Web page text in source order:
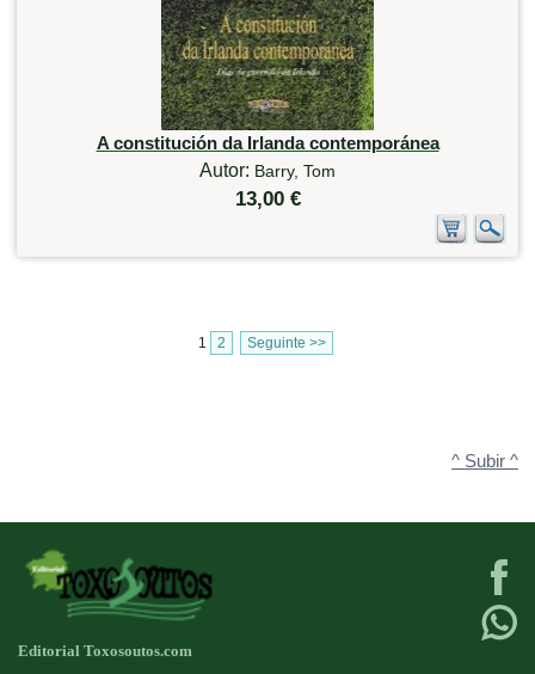
A constitución da Irlanda contemporánea
Autor: Barry, Tom
13,00 €
1 2 Seguinte >>
^ Subir ^
Editorial Toxosoutos.com